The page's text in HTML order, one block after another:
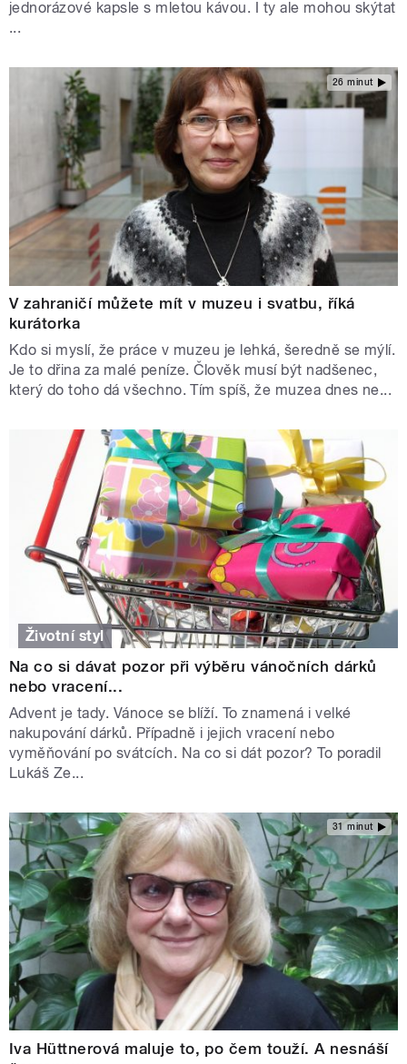
jednorázové kapsle s mletou kávou. I ty ale mohou skýtat
...
26 minut
V zahraničí můžete mít v muzeu i svatbu, říká
kurátorka
Kdo si myslí, že práce v muzeu je lehká, šeredně se mýlí.
Je to dřina za malé peníze. Člověk musí být nadšenec,
který do toho dá všechno. Tím spíš, že muzea dnes ne...
Životní styl
Na co si dávat pozor při výběru vánočních dárků
nebo vracení...
Advent je tady. Vánoce se blíží. To znamená i velké
nakupování dárků. Případně i jejich vracení nebo
vyměňování po svátcích. Na co si dát pozor? To poradil
Lukáš Ze...
31 minut
Iva Hüttnerová maluje to, po čem touží. A nesnáší